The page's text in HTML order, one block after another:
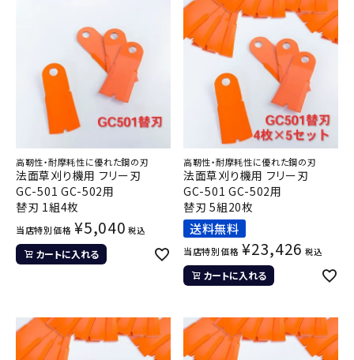
高靭性・耐摩耗性に優れた鋼の刃
法面草刈り機用 フリー刃
GC-501 GC-502用
替刃 1組4枚
当店特別価格 ¥5,040 税込
カートに入れる
高靭性・耐摩耗性に優れた鋼の刃
法面草刈り機用 フリー刃
GC-501 GC-502用
替刃 5組20枚
送料無料
当店特別価格 ¥23,426 税込
カートに入れる